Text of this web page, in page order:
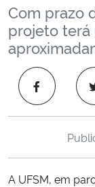
Ministério da Cidadania
Ministério da Saúde
Ministério de Minas e
Ministério do Meio
Com prazo
projeto
A UFSM, em